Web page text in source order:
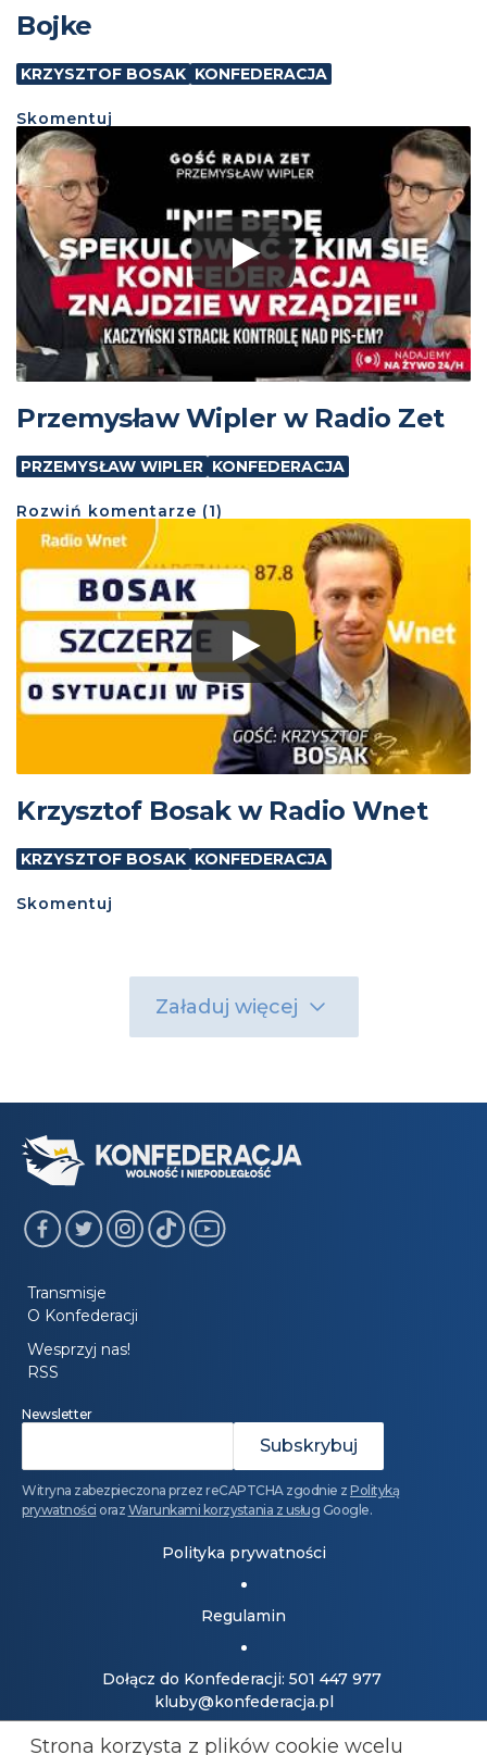
Bojke
KRZYSZTOF BOSAK KONFEDERACJA
Skomentuj
Przemysław Wipler w Radio Zet
PRZEMYSŁAW WIPLER KONFEDERACJA
Rozwiń komentarze (1)
Krzysztof Bosak w Radio Wnet
KRZYSZTOF BOSAK KONFEDERACJA
Skomentuj
Załaduj więcej
Transmisje
O Konfederacji
Wesprzyj nas!
RSS
Newsletter
Witryna zabezpieczona przez reCAPTCHA zgodnie z Polityką
prywatności oraz Warunkami korzystania z usług Google.
Polityka prywatności
Regulamin
Dołącz do Konfederacji: 501 447 977
kluby@konfederacja.pl
Strona korzysta z plików cookie wcelu